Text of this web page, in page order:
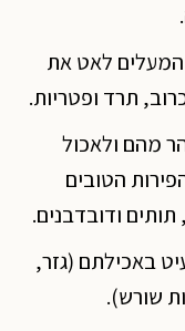
המעלים לאט את
תרד ופטריות.
מהם ולאכול
הטובים
ודובדבנים.
באכילתם (גזר,
שורש).